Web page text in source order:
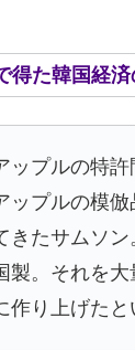
得た韓国経
ップルの特
ップルの模
きたサムソ
製。それを
作り上げたと